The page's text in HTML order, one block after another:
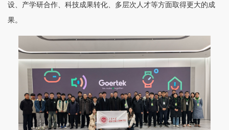
设、产学研合作、科技成果转化、多层次人才等方面取得更大的成
果。